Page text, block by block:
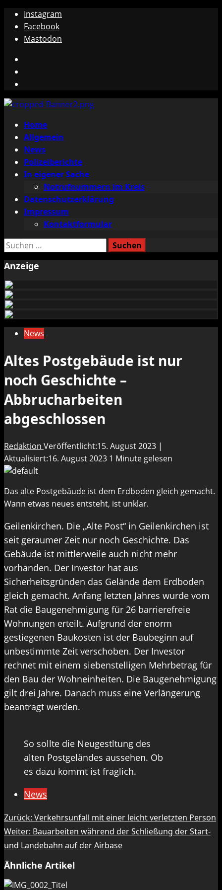
Zum
Inhalt
springen
Instagram
Facebook
Mastodon
Primäres
Menü
Home
Allgemein
News
Polizeiberichte
In eigener Sache
Notrufnummern im Kreis
Datenschutzerklärung
Impressum
Kontaktformular
Suchen
Anzeige
News
Altes Postgebäude ist nur
noch Geschichte –
Abbrucharbeiten
abgeschlossen
Redaktion Veröffentlicht:15. August 2023 |
Aktualisiert:16. August 2023 1 Minute gelesen
Das alte Postgebäude ist dem Erdboden gleich gemacht.
Wann etwas neues entsteht, ist unklar.
Geilenkirchen. Die „Alte Post“ in Geilenkirchen ist
seit geraumer Zeit nur noch Geschichte. Das
Gebäude ist mittlerweile auch nicht mehr
vorhanden. Der Investor hat aus
Sicherheitsgründen das Gelände dem Erdboden
gleich gemacht. Anfang letzten Jahres wurde vom
Rat die Baugenehmigung für 26 barrierefreie
Wohnungen erteilt. Aufgrund der enorm
gestiegenen Baukosten ist der Baubeginn auf
unbestimmte Zeit verschoben. Der Investor
rechnet mit einem siebenstelligen Mehrbetrag für
den Bau der Wohneinheiten. Die Baugenehmigung
gilt drei Jahre. Danach muss eine Verlängerung
beantragt werden.
So sollte die Neugestltung des
alten Postgeländes aussehen. Ob
es dazu kommt ist fraglich.
News
Beitragsnavigation
Zurück: Verkehrsunfall mit einer leicht verletzten Person
Weiter: Bauarbeiten während der Schließung der Start-
und Landebahn auf der Airbase
Ähnliche Artikel